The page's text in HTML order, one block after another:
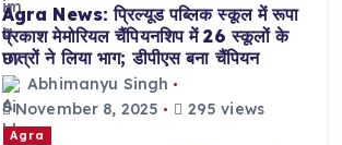
Agra News: प्रिल्यूड पब्लिक स्कूल में रूपा
प्रकाश मेमोरियल चैंपियनशिप में 26 स्कूलों के
छात्रों ने लिया भाग; डीपीएस बना चैंपियन
Abhimanyu Singh
November 8, 2025
295 views
Agra